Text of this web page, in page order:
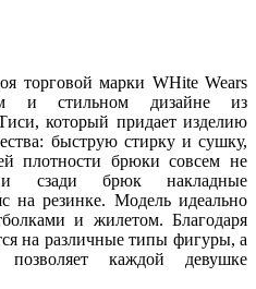
торговой марки WHite Wears
и стильном дизайне из
который придает изделию
быструю стирку и сушку,
плотности брюки совсем не
и сзади брюк накладные
на резинке. Модель идеально
и жилетом. Благодаря
на различные типы фигуры, а
каждой девушке